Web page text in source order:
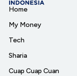
Home
My Money
Tech
Sharia
Cuap Cuap Cuan